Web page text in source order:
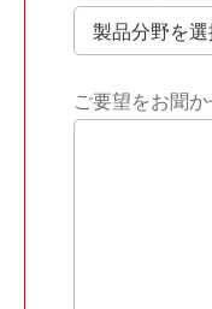
ご要望をお聞